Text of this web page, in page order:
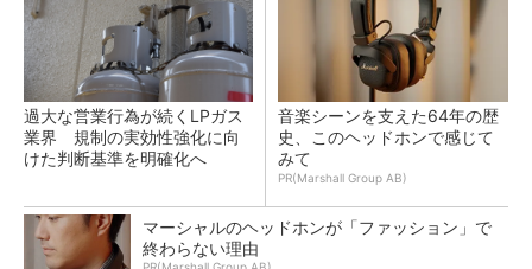
過大な営業行為が続くLPガス
業界 規制の実効性強化に向
けた判断基準を明確化へ
音楽シーンを支えた64年の歴
史、このヘッドホンで感じて
みて
PR(Marshall Group AB)
マーシャルのヘッドホンが「ファッション」で
終わらない理由